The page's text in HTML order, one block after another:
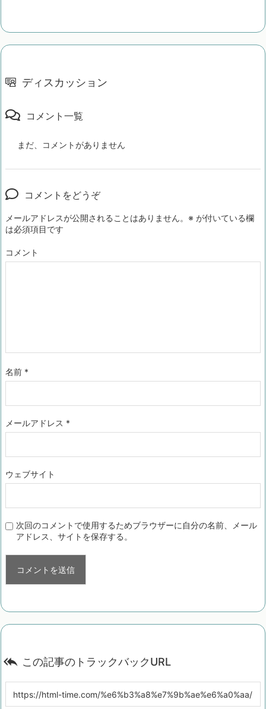
ディスカッション
コメント一覧
まだ、コメントがありません
コメントをどうぞ
メールアドレスが公開されることはありません。 ※ が付いている欄
は必須項目です
コメント
名前 *
メールアドレス *
ウェブサイト
次回のコメントで使用するためブラウザーに自分の名前、メール
アドレス、サイトを保存する。
 この記事のトラックバックURL